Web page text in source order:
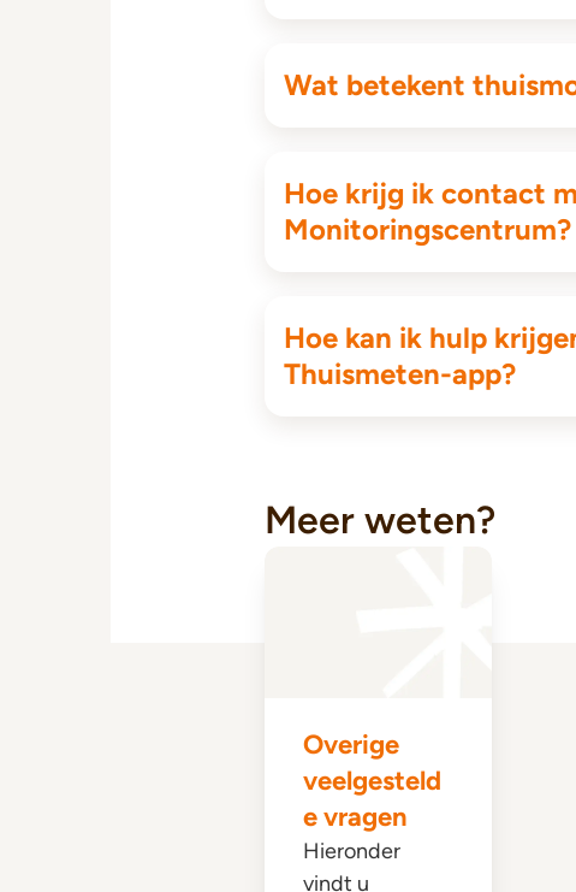
Wat betekent
Hoe krijg ik contact
Monitoringscentrum?
Hoe kan ik hulp
Thuismeten-app?
Meer weten?
Overige
veelgesteld
e vragen
Hieronder
vindt u